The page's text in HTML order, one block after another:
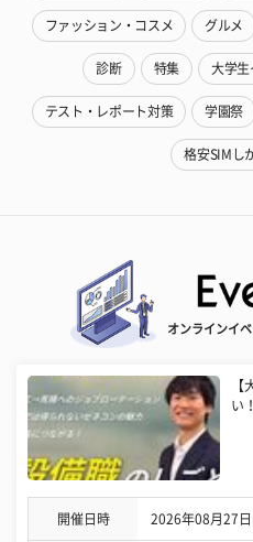
ファッション・コスメ グルメ
診断 特集 大学生
テスト・レポート対策 学園祭
格安SIMし
オンラインイ
【
い
開催日時 2026年08月27